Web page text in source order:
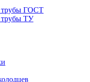
трубы ГОСТ
трубы ТУ